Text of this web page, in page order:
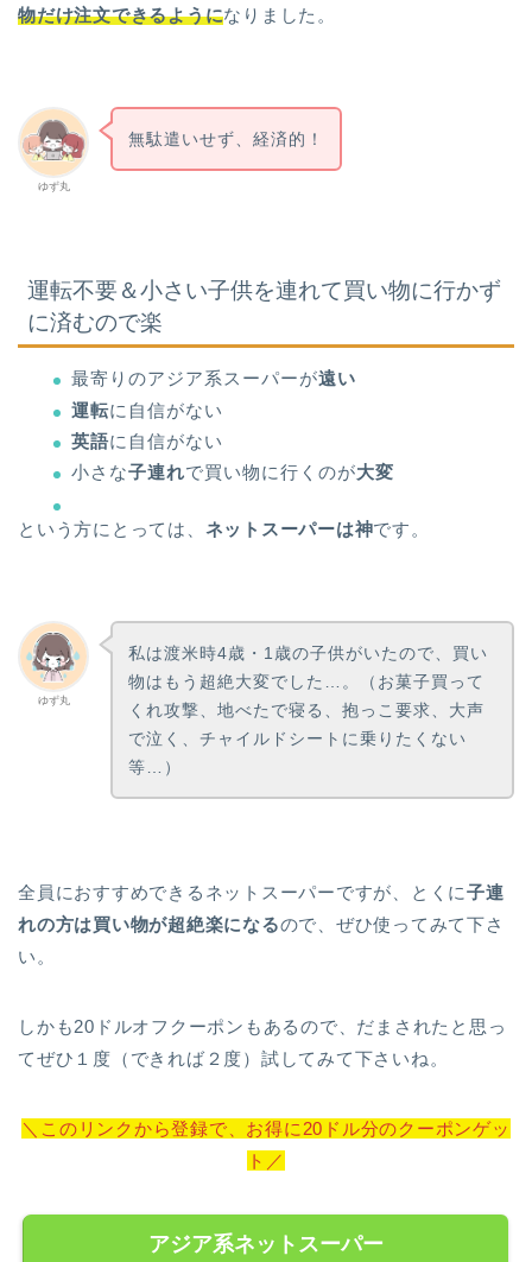
物だけ注文できるようになりました。
ゆず丸
無駄遣いせず、経済的！
運転不要＆小さい子供を連れて買い物に行かず
に済むので楽
最寄りのアジア系スーパーが遠い
運転に自信がない
英語に自信がない
小さな子連れで買い物に行くのが大変
という方にとっては、 ネットスーパーは神です。
ゆず丸
私は渡米時4歳・1歳の子供がいたので、買い
物はもう超絶大変でした…。（お菓子買って
くれ攻撃、地べたで寝る、抱っこ要求、大声
で泣く、チャイルドシートに乗りたくない
等…）
全員におすすめできるネットスーパーですが、とくに子連
れの方は買い物が超絶楽になるので、ぜひ使ってみて下さ
い。
しかも20ドルオフクーポンもあるので、だまされたと思っ
てぜひ１度（できれば２度）試してみて下さいね。
＼このリンクから登録で、お得に20ドル分のクーポンゲッ
ト／
アジア系ネットスーパー